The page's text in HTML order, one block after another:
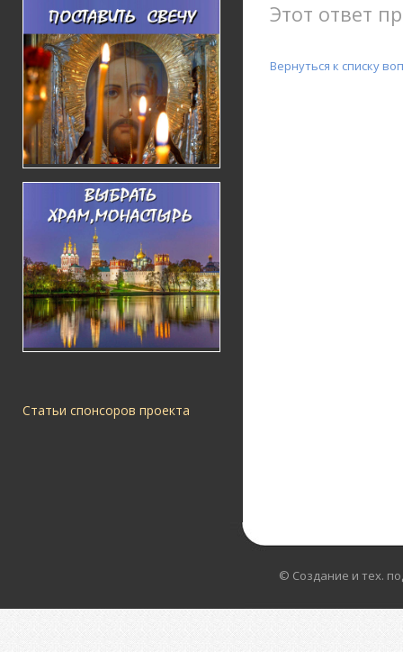
Статьи спонсоров проекта
Этот ответ
Вернуться к списку
© Создание и тех.